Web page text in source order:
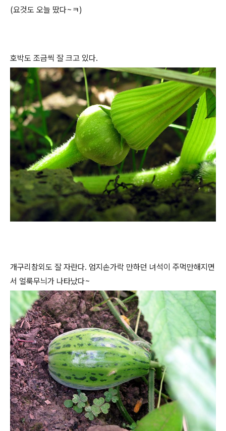
(요것도 오늘 땄다~ㅋ)
호박도 조금씩 잘 크고 있다.
개구리참외도 잘 자란다. 엄지손가락 만하던 녀석이 주먹만해지면
서 얼룩무늬가 나타났다~